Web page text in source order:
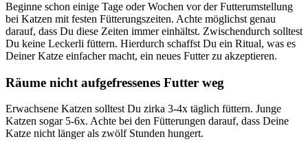
Beginne schon einige Tage oder Wochen vor der Futterumstellung
bei Katzen mit festen Fütterungszeiten. Achte möglichst genau
darauf, dass Du diese Zeiten immer einhältst. Zwischendurch solltest
Du keine Leckerli füttern. Hierdurch schaffst Du ein Ritual, was es
Deiner Katze einfacher macht, ein neues Futter zu akzeptieren.
Räume nicht aufgefressenes Futter weg
Erwachsene Katzen solltest Du zirka 3-4x täglich füttern. Junge
Katzen sogar 5-6x. Achte bei den Fütterungen darauf, dass Deine
Katze nicht länger als zwölf Stunden hungert.